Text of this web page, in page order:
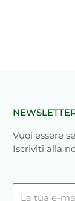
Vuoi essere
Iscriviti alla